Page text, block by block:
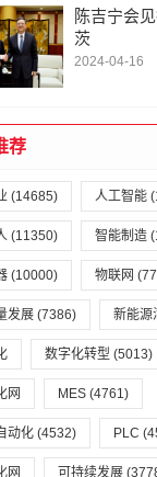
陈吉宁会
茨
2024-04-16
荐
(14685) 人工智能
(11350) 智能制造
(10000) 物联网
发展 (7386) 新能源
数字化转型 (5013)
网 MES (4761)
动化 (4532) PLC
网 可持续发展